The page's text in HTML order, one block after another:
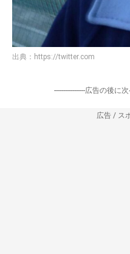
出典： https://twitter.com
-----------------広告の後に
広告 / ス